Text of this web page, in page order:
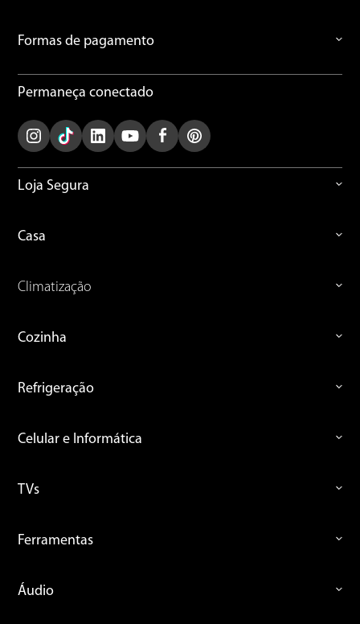
Formas de pagamento
Permaneça conectado
Loja Segura
Casa
Climatização
Cozinha
Refrigeração
Celular e Informática
TVs
Ferramentas
Áudio